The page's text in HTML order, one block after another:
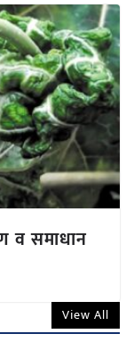
व समाधान
View All